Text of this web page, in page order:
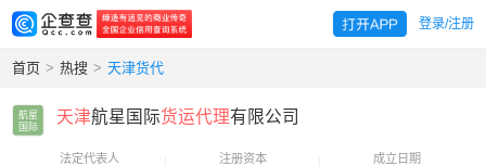
登录/注册
首页 > 热搜 > 天津货代
航星
国际
天津航星国际货运代理有限公司
法定代表人 注册资本 成立日期